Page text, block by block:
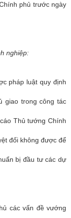
phủ trước ngày
nghiệp:
pháp luật quy định
giao trong công tác
Thủ tướng Chính
đối không được để
bị đầu tư các dự
các vấn đề vướng